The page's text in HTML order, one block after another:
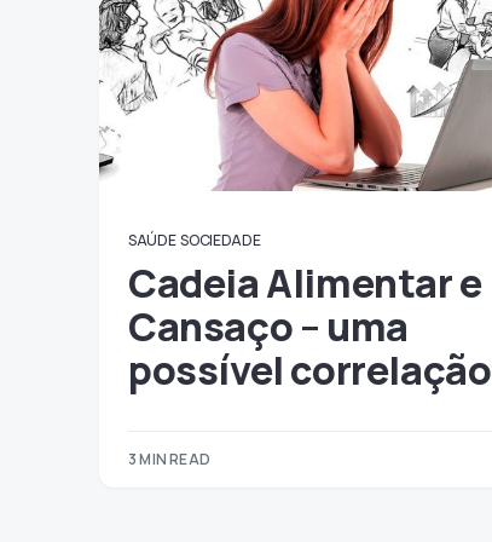
SAÚDE SOCIEDADE
Cadeia Alimentar e
Cansaço – uma
possível correlação
3 MIN READ